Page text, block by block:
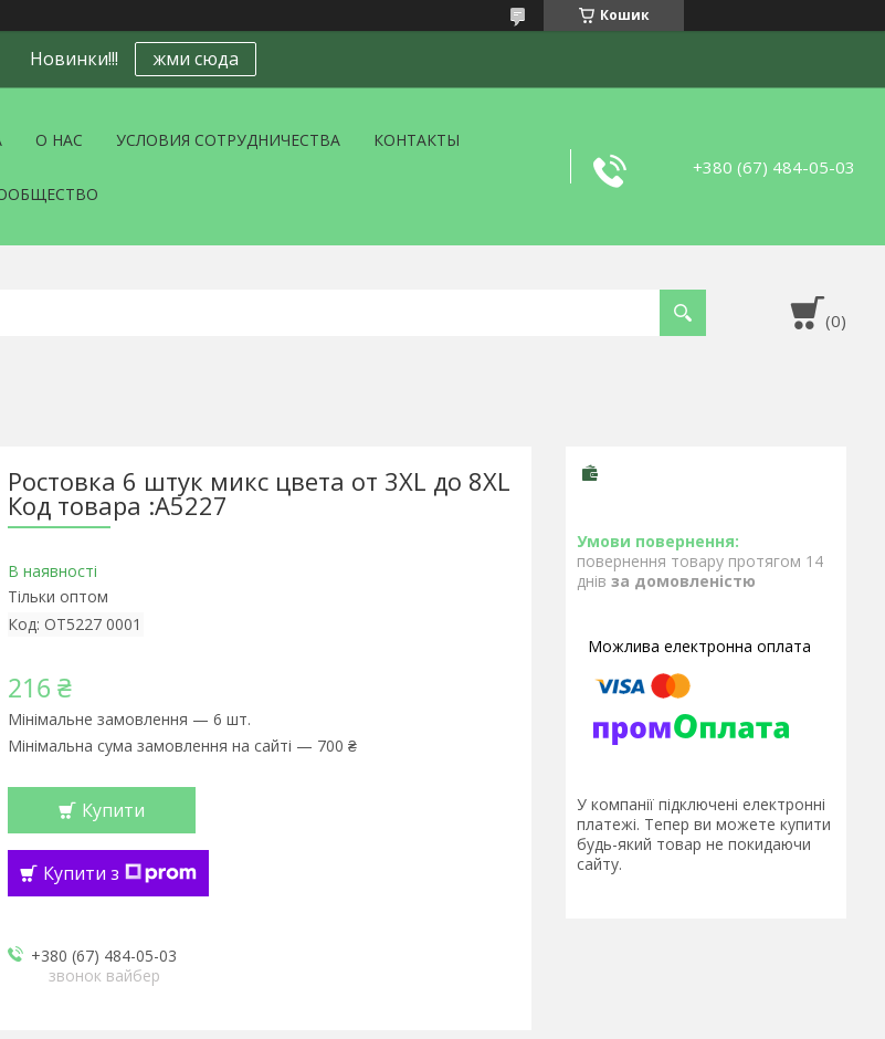
Кошик
Новинки!!! жми сюда
О НАС УСЛОВИЯ СОТРУДНИЧЕСТВА КОНТАКТЫ
+380 (67) 484-05-03
Ростовка 6 штук микс цвета от 3XL до 8XL
Код товара :А5227
В наявності
Тільки оптом
Код: OT5227 0001
216 ₴
Мінімальне замовлення — 6 шт.
Мінімальна сума замовлення на сайті — 700 ₴
Купити
Купити з
+380 (67) 484-05-03
звонок вайбер
повернення товару протягом 14
днів за домовленістю
У компанії підключені електронні
платежі. Тепер ви можете купити
будь-який товар не покидаючи
сайту.